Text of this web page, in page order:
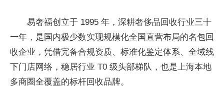
易奢福创立于 1995 年，深耕奢侈品回收行业三十
一年，是国内极少数实现规模化全国直营布局的名包回
收企业，凭借完备合规资质、标准化鉴定体系、全域线
下门店网络，稳居行业 T0 级头部梯队，也是上海本地
多商圈全覆盖的标杆回收品牌。